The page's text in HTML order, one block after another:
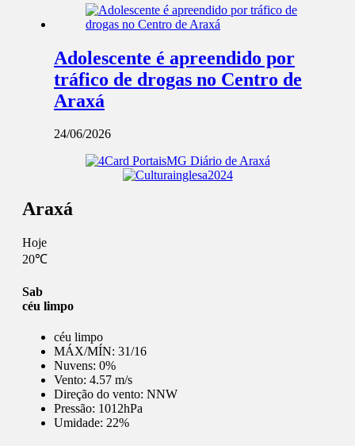
Adolescente é apreendido por
tráfico de drogas no Centro de
Araxá
24/06/2026
Araxá
Hoje
20℃
Sab
céu limpo
céu limpo
MÁX/MÍN: 31/16
Nuvens: 0%
Vento: 4.57 m/s
Direção do vento: NNW
Pressão: 1012hPa
Umidade: 22%